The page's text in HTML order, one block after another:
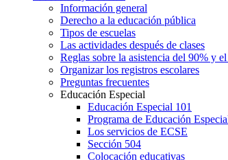
Información general
Derecho a la educación pública
Tipos de escuelas
Las actividades después de clases
Reglas sobre la asistencia del 90% y
Organizar los registros escolares
Preguntas frecuentes
Educación Especial
Educación Especial 101
Programa de Educación
Los servicios de ECSE
Sección 504
Colocación educativas